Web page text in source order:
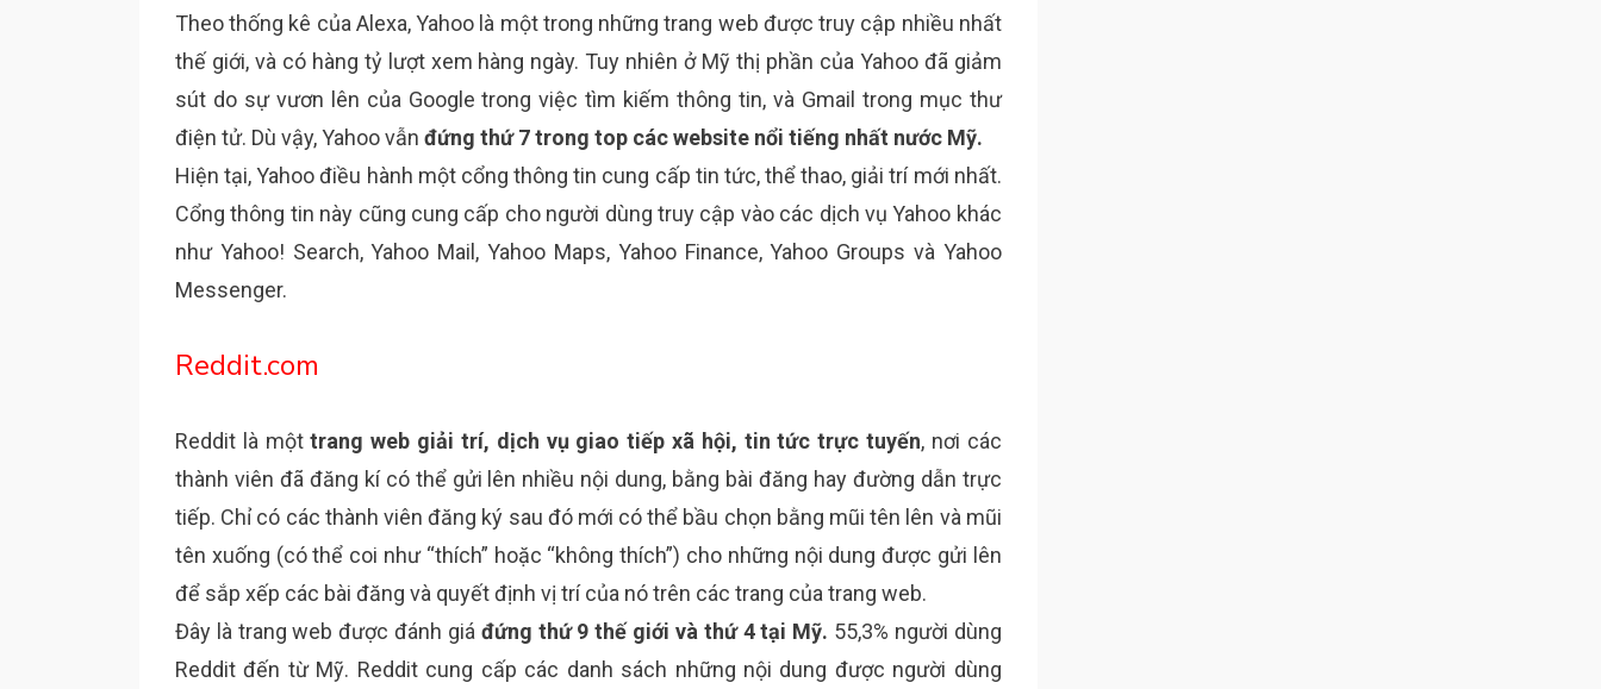
Theo thống kê của Alexa, Yahoo là một trong những trang web được truy cập nhiều nhất
thế giới, và có hàng tỷ lượt xem hàng ngày. Tuy nhiên ở Mỹ thị phần của Yahoo đã giảm
sút do sự vươn lên của Google trong việc tìm kiếm thông tin, và Gmail trong mục thư
điện tử. Dù vậy, Yahoo vẫn đứng thứ 7 trong top các website nổi tiếng nhất nước Mỹ.
Hiện tại, Yahoo điều hành một cổng thông tin cung cấp tin tức, thể thao, giải trí mới nhất.
Cổng thông tin này cũng cung cấp cho người dùng truy cập vào các dịch vụ Yahoo khác
như Yahoo! Search, Yahoo Mail, Yahoo Maps, Yahoo Finance, Yahoo Groups và Yahoo
Messenger.
Reddit.com
Reddit là mộttrang web giải trí, dịch vụ giao tiếp xã hội, tin tức trực tuyến, nơi các
thành viên đã đăng kí có thể gửi lên nhiều nội dung, bằng bài đăng hay đường dẫn trực
tiếp. Chỉ có các thành viên đăng ký sau đó mới có thể bầu chọn bằng mũi tên lên và mũi
tên xuống (có thể coi như “thích” hoặc “không thích”) cho những nội dung được gửi lên
để sắp xếp các bài đăng và quyết định vị trí của nó trên các trang của trang web.
Đây là trang web được đánh giá đứng thứ 9 thế giới và thứ 4 tại Mỹ. 55,3% người dùng
Reddit đến từ Mỹ. Reddit cung cấp các danh sách những nội dung được người dùng